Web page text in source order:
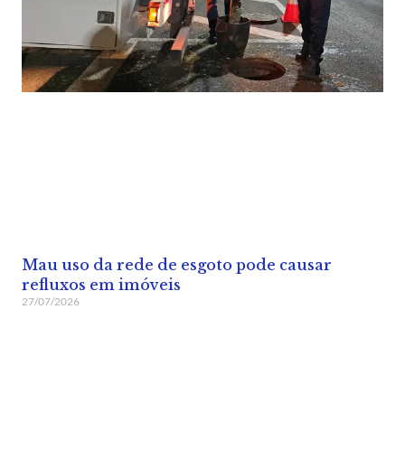
Mau uso da rede de esgoto pode causar
refluxos em imóveis
27/07/2026